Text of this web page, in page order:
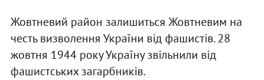
Жовтневий район залишиться Жовтневим на
честь визволення України від фашистів. 28
жовтня 1944 року Україну звільнили від
фашистських загарбників.